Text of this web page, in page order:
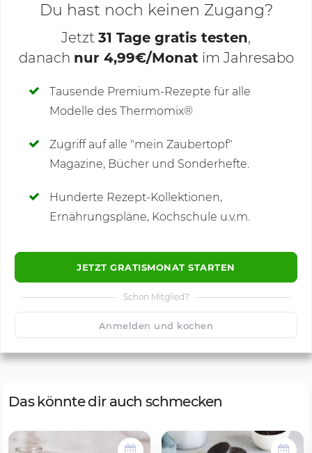
Deine Notizen
Du hast noch keinen Zugang?
Jetzt 31 Tage gratis testen,
danach nur 4,99€/Monat im Jahresabo
Tausende Premium-Rezepte für alle
Modelle des Thermomix®
Zugriff auf alle "mein Zaubertopf"
Magazine, Bücher und Sonderhefte.
Hunderte Rezept-Kollektionen,
Ernährungspläne, Kochschule u.v.m.
JETZT GRATISMONAT STARTEN
Schon Mitglied?
Anmelden und kochen
Kommentare
🙂 Speichern
Das könnte dir auch schmecken